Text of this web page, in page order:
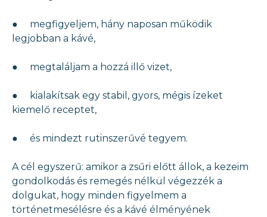
● megfigyeljem, hány naposan működik
legjobban a kávé,
● megtaláljam a hozzá illő vizet,
● kialakítsak egy stabil, gyors, mégis ízeket
kiemelő receptet,
● és mindezt rutinszerűvé tegyem.
A cél egyszerű: amikor a zsűri előtt állok, a kezeim
gondolkodás és remegés nélkül végezzék a
dolgukat, hogy minden figyelmem a
történetmesélésre és a kávé élményének